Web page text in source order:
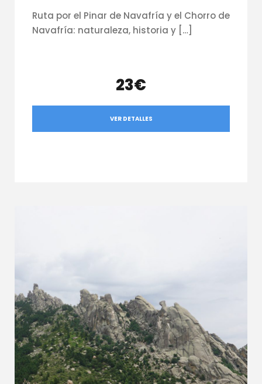
Ruta por el Pinar de Navafría y el Chorro de
Navafría: naturaleza, historia y […]
23€
VER DETALLES